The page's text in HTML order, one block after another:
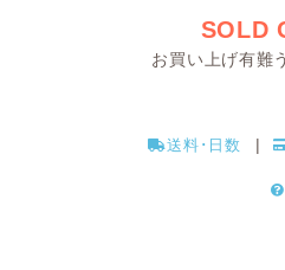
SOLD
お買い上げ有難
送料･日数